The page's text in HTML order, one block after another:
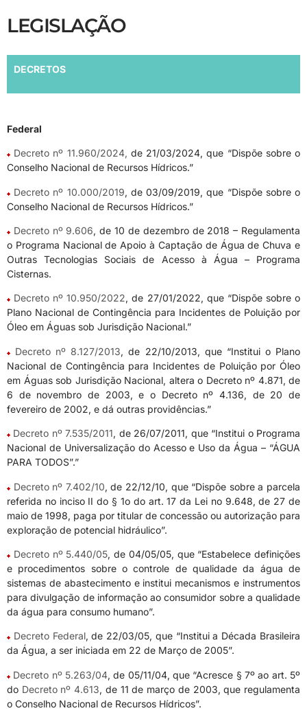
LEGISLAÇÃO
DECRETOS
Federal
Decreto nº 11.960/2024, de 21/03/2024, que “Dispõe sobre o
Conselho Nacional de Recursos Hídricos.”
Decreto nº 10.000/2019, de 03/09/2019, que “Dispõe sobre o
Conselho Nacional de Recursos Hídricos.”
Decreto nº 9.606, de 10 de dezembro de 2018 – Regulamenta
o Programa Nacional de Apoio à Captação de Água de Chuva e
Outras Tecnologias Sociais de Acesso à Água – Programa
Cisternas.
Decreto nº 10.950/2022, de 27/01/2022, que “Dispõe sobre o
Plano Nacional de Contingência para Incidentes de Poluição por
Óleo em Águas sob Jurisdição Nacional.”
Decreto nº 8.127/2013, de 22/10/2013, que “Institui o Plano
Nacional de Contingência para Incidentes de Poluição por Óleo
em Águas sob Jurisdição Nacional, altera o Decreto nº 4.871, de
6 de novembro de 2003, e o Decreto nº 4.136, de 20 de
fevereiro de 2002, e dá outras providências.”
Decreto nº 7.535/2011, de 26/07/2011, que “Institui o Programa
Nacional de Universalização do Acesso e Uso da Água – “ÁGUA
PARA TODOS”.”
Decreto nº 7.402/10, de 22/12/10, que “Dispõe sobre a parcela
referida no inciso II do § 1o do art. 17 da Lei no 9.648, de 27 de
maio de 1998, paga por titular de concessão ou autorização para
exploração de potencial hidráulico”.
Decreto nº 5.440/05, de 04/05/05, que “Estabelece definições
e procedimentos sobre o controle de qualidade da água de
sistemas de abastecimento e institui mecanismos e instrumentos
para divulgação de informação ao consumidor sobre a qualidade
da água para consumo humano”.
Decreto Federal, de 22/03/05, que “Institui a Década Brasileira
da Água, a ser iniciada em 22 de Março de 2005”.
Decreto nº 5.263/04, de 05/11/04, que “Acresce § 7º ao art. 5º
do Decreto nº 4.613, de 11 de março de 2003, que regulamenta
o Conselho Nacional de Recursos Hídricos”.